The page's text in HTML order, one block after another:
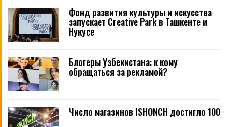
Фонд развития культуры и искусства
запускает Creative Park в Ташкенте и
Нукусе
Блогеры Узбекистана: к кому
обращаться за рекламой?
Число магазинов ISHONCH достигло 100